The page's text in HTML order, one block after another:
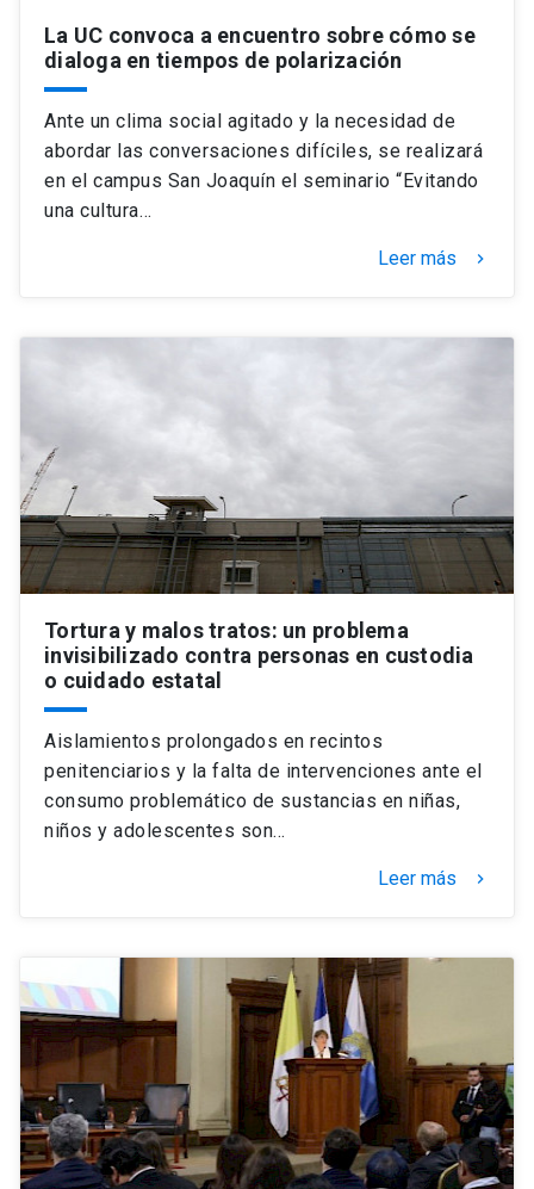
La UC convoca a encuentro sobre cómo se
dialoga en tiempos de polarización
Ante un clima social agitado y la necesidad de
abordar las conversaciones difíciles, se realizará
en el campus San Joaquín el seminario “Evitando
una cultura…
Leer más keyboard_arrow_right
Tortura y malos tratos: un problema
invisibilizado contra personas en custodia
o cuidado estatal
Aislamientos prolongados en recintos
penitenciarios y la falta de intervenciones ante el
consumo problemático de sustancias en niñas,
niños y adolescentes son…
Leer más keyboard_arrow_right